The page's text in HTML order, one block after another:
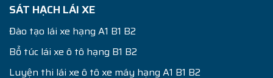
SÁT HẠCH LÁI XE
Đào tạo lái xe hạng A1 B1 B2
Bổ túc lái xe ô tô hạng B1 B2
Luyện thi lái xe ô tô xe máy hạng A1 B1 B2